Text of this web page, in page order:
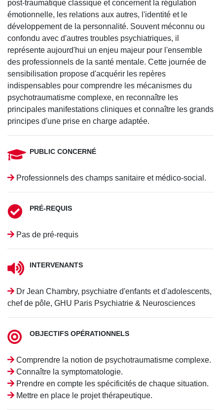
post-traumatique classique et concernent la régulation
émotionnelle, les relations aux autres, l'identité et le
développement de la personnalité. Souvent méconnu ou
confondu avec d'autres troubles psychiatriques, il
représente aujourd'hui un enjeu majeur pour l'ensemble
des professionnels de la santé mentale. Cette journée de
sensibilisation propose d'acquérir les repères
indispensables pour comprendre les mécanismes du
psychotraumatisme complexe, en reconnaître les
principales manifestations cliniques et connaître les grands
principes d'une prise en charge adaptée.
PUBLIC CONCERNÉ
Professionnels des champs sanitaire et médico-social.
PRÉ-REQUIS
Pas de pré-requis
INTERVENANTS
Dr Jean Chambry, psychiatre d'enfants et d'adolescents,
chef de pôle, GHU Paris Psychiatrie & Neurosciences
OBJECTIFS OPÉRATIONNELS
Comprendre la notion de psychotraumatisme complexe.
Connaître la symptomatologie.
Prendre en compte les spécificités de chaque situation.
Mettre en place le projet thérapeutique.